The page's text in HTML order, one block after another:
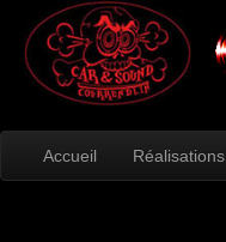
Accueil Réalisations